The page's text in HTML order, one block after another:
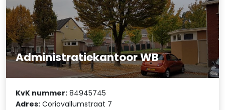
Administratiekantoor WB
KvK nummer: 84945745
Adres: Coriovallumstraat 7